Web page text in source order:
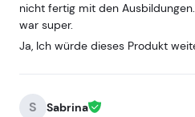
nicht fertig mit den
war super.
Ja, Ich würde dieses Produkt
S Sabrina